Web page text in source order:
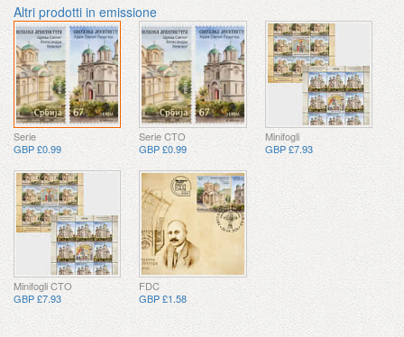
Altri prodotti in emissione
Serie
GBP £0.99
Serie CTO
GBP £0.99
Minifogli
GBP £7.93
Minifogli CTO
GBP £7.93
FDC
GBP £1.58